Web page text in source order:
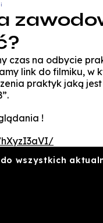
czas na odbycie
link do filmiku, w
praktyk jaką
!
wszystkich